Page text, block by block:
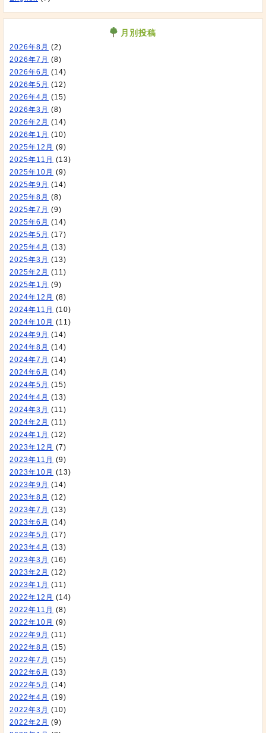
月別投稿
2026年8月 (2)
2026年7月 (8)
2026年6月 (14)
2026年5月 (12)
2026年4月 (15)
2026年3月 (8)
2026年2月 (14)
2026年1月 (10)
2025年12月 (9)
2025年11月 (13)
2025年10月 (9)
2025年9月 (14)
2025年8月 (8)
2025年7月 (9)
2025年6月 (14)
2025年5月 (17)
2025年4月 (13)
2025年3月 (13)
2025年2月 (11)
2025年1月 (9)
2024年12月 (8)
2024年11月 (10)
2024年10月 (11)
2024年9月 (14)
2024年8月 (14)
2024年7月 (14)
2024年6月 (14)
2024年5月 (15)
2024年4月 (13)
2024年3月 (11)
2024年2月 (11)
2024年1月 (12)
2023年12月 (7)
2023年11月 (9)
2023年10月 (13)
2023年9月 (14)
2023年8月 (12)
2023年7月 (13)
2023年6月 (14)
2023年5月 (17)
2023年4月 (13)
2023年3月 (16)
2023年2月 (12)
2023年1月 (11)
2022年12月 (14)
2022年11月 (8)
2022年10月 (9)
2022年9月 (11)
2022年8月 (15)
2022年7月 (15)
2022年6月 (13)
2022年5月 (14)
2022年4月 (19)
2022年3月 (10)
2022年2月 (9)